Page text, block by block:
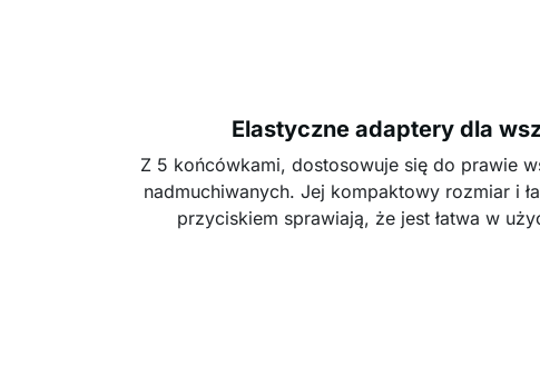
Elastyczne adaptery dla
Z 5 końcówkami, dostosowuje się do prawie
nadmuchiwanych. Jej kompaktowy rozmiar i
przyciskiem sprawiają, że jest łatwa w